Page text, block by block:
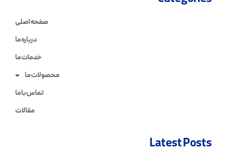
صفحه اصلی
درباره ما
خدمات ما
محصولات ما
تماس با ما
مقالات
Latest Posts